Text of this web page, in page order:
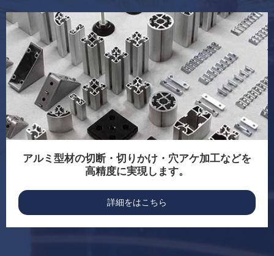
アルミ型材の切断・切りかけ・穴アケ加工などを
高精度に実現します。
詳細をはこちら